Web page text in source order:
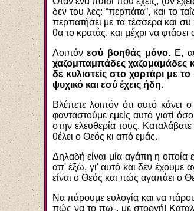
δεν του λες: “περπάτα”, και το
περπατήσει με τα τέσσερα και
θα το κρατάς, και μέχρι να
Λοιπόνεσύ βοηθάς μόνο. Ε,
χαζομπαμπάδες χαζομαμάδες
δε κυλιστείς στο χορτάρι με
ψυχικό και εσύ έχεις ήδη.
Βλέπετε λοιπόν ότι αυτό
φανταστούμε εμείς αυτό γιατί
στην ελευθερία τους.
θέλει ο Θεός κι από εμάς.
Δηλαδή είναι μία αγάπη η
απ' έξω, γι' αυτό και δεν έχουμε
είναι ο Θεός και πώς αγαπάει ο
Να πάρουμε ευλογία και να
πώς να το πω-, με στοργή!